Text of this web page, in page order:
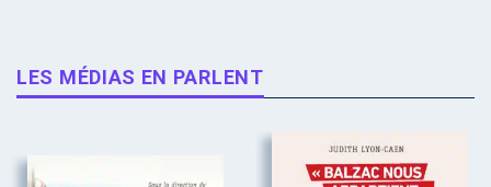
LES MÉDIAS EN PARLENT